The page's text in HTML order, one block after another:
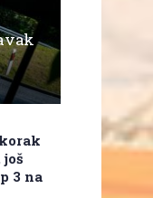
još
3 na